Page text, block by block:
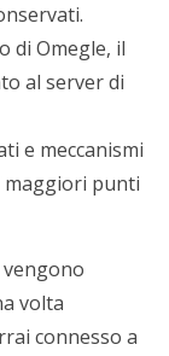
di Omegle, il
al server di
e meccanismi
maggiori punti
volta
connesso a